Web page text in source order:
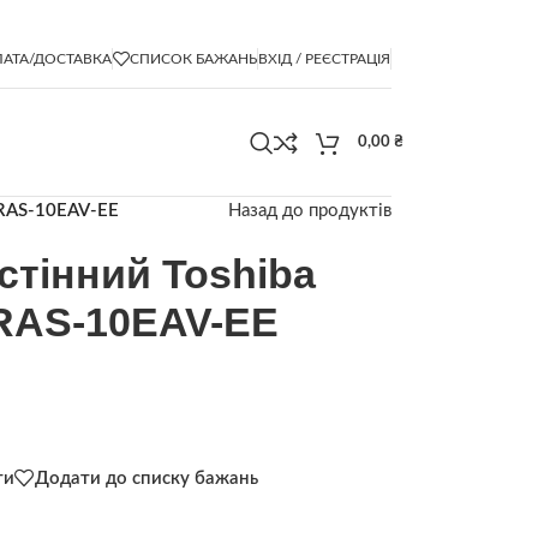
ДОСТАВКА СПИСОК БАЖАНЬВХІД / РЕЄСТРАЦІЯ
0,00 ₴
10EAV-EE Назад до продуктів
Toshiba
10EAV-EE
Додати до списку бажань